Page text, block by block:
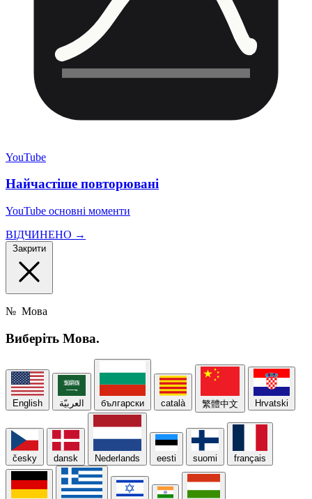
YouTube
Найчастіше повторювані
YouTube основні моменти
ВІДЧИНЕНО →
Закрити
№ Мова
Виберіть Мова.
English العربيّة български català 繁體中文 Hrvatski
česky dansk Nederlands eesti suomi français